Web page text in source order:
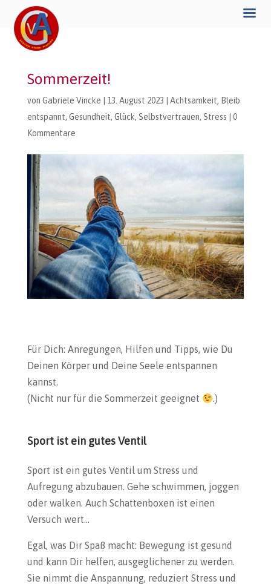
Sommerzeit!
von Gabriele Vincke 13. August 2023 Achtsamkeit, Bleib
entspannt, Gesundheit, Glück, Selbstvertrauen, Stress
0
Kommentare
Für Dich: Anregungen, Hilfen und Tipps, wie Du
Deinen Körper und Deine Seele entspannen
kannst.
(Nicht nur für die Sommerzeit geeignet
.)
Sport ist ein gutes Ventil
Sport ist ein gutes Ventil um Stress und
Aufregung abzubauen. Gehe schwimmen, joggen
oder walken. Auch Schattenboxen ist einen
Versuch wert…
Egal, was Dir Spaß macht: Bewegung ist gesund
und kann Dir helfen, ausgeglichener zu werden.
Sie nimmt die Anspannung, reduziert Stress und